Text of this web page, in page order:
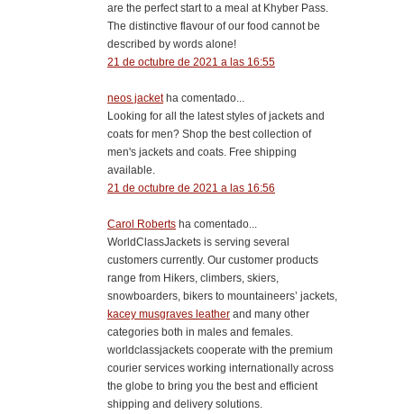
are the perfect start to a meal at Khyber Pass.
The distinctive flavour of our food cannot be
described by words alone!
21 de octubre de 2021 a las 16:55
neos jacketha comentado...
Looking for all the latest styles of jackets and
coats for men? Shop the best collection of
men's jackets and coats. Free shipping
available.
21 de octubre de 2021 a las 16:56
Carol Roberts ha comentado...
WorldClassJackets is serving several
customers currently. Our customer products
range from Hikers, climbers, skiers,
snowboarders, bikers to mountaineers’ jackets,
kacey musgraves leather and many other
categories both in males and females.
worldclassjackets cooperate with the premium
courier services working internationally across
the globe to bring you the best and efficient
shipping and delivery solutions.